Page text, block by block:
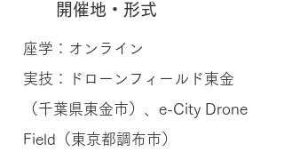
開催地・形式
座学：オンライン
実技：ドローンフィールド東金
（千葉県東金市）、e-City Drone
Field（東京都調布市）